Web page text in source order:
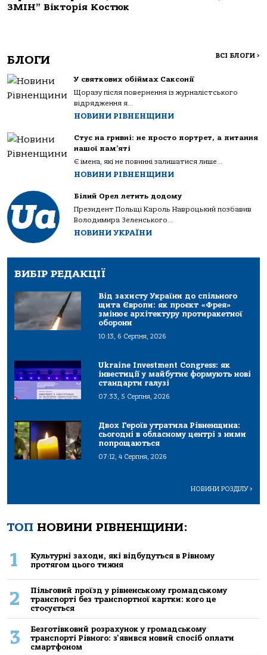
ЗМІН” Вікторія Костюк
БЛОГИ ВСІ БЛОГИ >
У святкових обіймах Саксонії
Щоразу після повернення із журналістського
відрядження я...
НОВИНИ РІВНЕНЩИНИ
Стус на гривні: не просто портрет, а питання
нашої пам’яті
Є імена, які не повинні залишатися лише...
НОВИНИ РІВНЕНЩИНИ
Білий Орел летить додому
Президент Польщі Кароль Навроцький позбавив
Володимира Зеленського...
НОВИНИ УКРАЇНИ
ВИБІР РЕДАКЦІЇ
Від захисту України до спільного
щита Європи: як проєкт «Фрея»
змінює архітектуру протиракетної
оборони
10:13, 6 Серпня, 2026
Ukraine Investment Congress: як
інвестиції у майбутнє формують нові
стандарти галузі
07:33, 5 Серпня, 2026
Двох Героїв утратила Рівненщина:
сьогодні в обласному центрі з ними
попрощаються
07:12, 4 Серпня, 2026
НОВИНИ РОЗДІЛУ>
ТОП НОВИНИ РІВНЕНЩИНИ:
1
Культурні заходи, які відбудуться в Рівному
протягом цього тижня
2
Пільговий проїзд у рівненському громадському
транспорті без транспортної картки: кого це
стосується
3
Безготівковий розрахунок у громадському
транспорті Рівного: з'явився новий спосіб оплати
смартфоном